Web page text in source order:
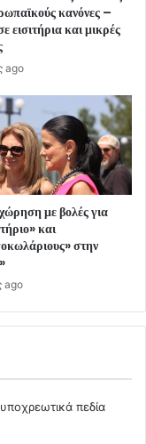
κανόνες –
εισιτήρια και μικρές
ago
με βολές για
και
στην
ago
πεδία